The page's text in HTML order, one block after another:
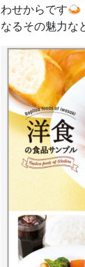
わせからです🍛
なるその魅力な